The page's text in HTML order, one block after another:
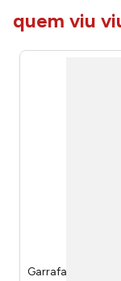
quem viu
Garrafa Sun